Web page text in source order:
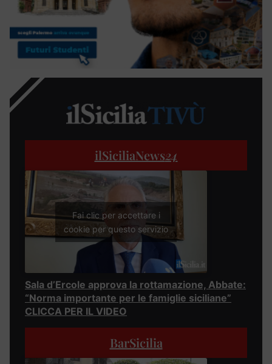
ilSiciliaNews24
Fai clic per accettare i
cookie per questo servizio
Sala d’Ercole approva la rottamazione, Abbate:
“Norma importante per le famiglie siciliane”
CLICCA PER IL VIDEO
BarSicilia